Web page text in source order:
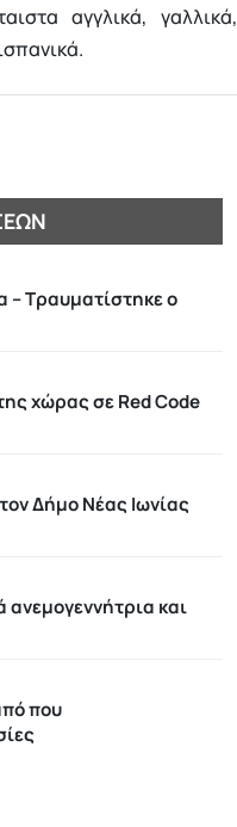
αγγλικά, γαλλικά,
– Τραυματίστηκε ο
χώρας σε Red Code
Δήμο Νέας Ιωνίας
ανεμογεννήτρια και
που